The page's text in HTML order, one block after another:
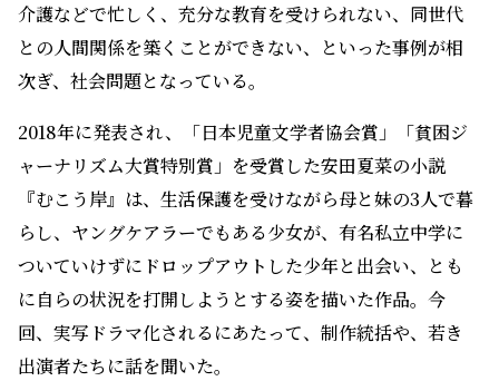
介護などで忙しく、充分な教育を受けられない、同世代
との人間関係を築くことができない、といった事例が相
次ぎ、社会問題となっている。
2018年に発表され、「日本児童文学者協会賞」「貧困ジ
ャーナリズム大賞特別賞」を受賞した安田夏菜の小説
『むこう岸』は、生活保護を受けながら母と妹の3人で暮
らし、ヤングケアラーでもある少女が、有名私立中学に
ついていけずにドロップアウトした少年と出会い、とも
に自らの状況を打開しようとする姿を描いた作品。今
回、実写ドラマ化されるにあたって、制作統括や、若き
出演者たちに話を聞いた。